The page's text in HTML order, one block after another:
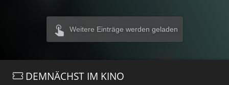
Weitere Einträge werden geladen
DEMNÄCHST IM KINO